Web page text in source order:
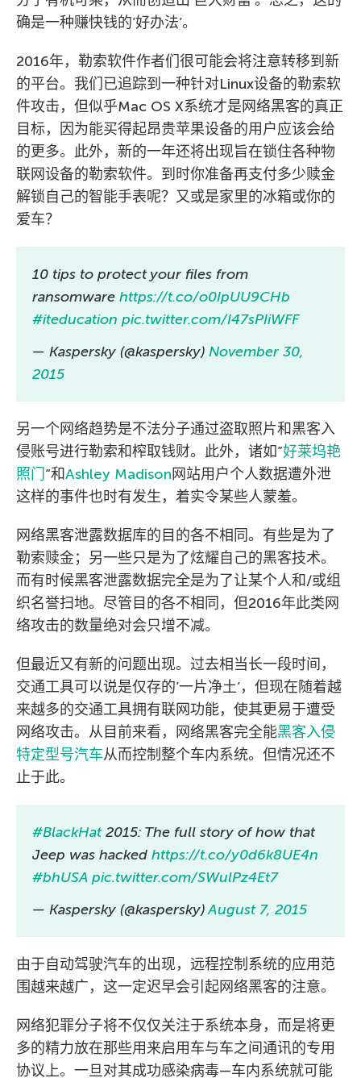
确是一种赚快钱的’好办法’。
2016年，勒索软件作者们很可能会将注意转移到新
的平台。我们已追踪到一种针对Linux设备的勒索软
件攻击，但似乎Mac OS X系统才是网络黑客的真正
目标，因为能买得起昂贵苹果设备的用户应该会给
的更多。此外，新的一年还将出现旨在锁住各种物
联网设备的勒索软件。到时你准备再支付多少赎金
解锁自己的智能手表呢？又或是家里的冰箱或你的
爱车？
10 tips to protect your files from
ransomware https://t.co/o0IpUU9CHb
#iteducation pic.twitter.com/I47sPIiWFF
— Kaspersky (@kaspersky) November 30,
2015
另一个网络趋势是不法分子通过盗取照片和黑客入
侵账号进行勒索和榨取钱财。此外，诸如”好莱坞艳
照门“和Ashley Madison网站用户个人数据遭外泄
这样的事件也时有发生，着实令某些人蒙羞。
网络黑客泄露数据库的目的各不相同。有些是为了
勒索赎金；另一些只是为了炫耀自己的黑客技术。
而有时候黑客泄露数据完全是为了让某个人和/或组
织名誉扫地。尽管目的各不相同，但2016年此类网
络攻击的数量绝对会只增不减。
但最近又有新的问题出现。过去相当长一段时间，
交通工具可以说是仅存的’一片净土’，但现在随着越
来越多的交通工具拥有联网功能，使其更易于遭受
网络攻击。从目前来看，网络黑客完全能黑客入侵
特定型号汽车从而控制整个车内系统。但情况还不
止于此。
#BlackHat2015: The full story of how that
Jeep was hacked https://t.co/y0d6k8UE4n
#bhUSA pic.twitter.com/SWulPz4Et7
— Kaspersky (@kaspersky)August 7, 2015
由于自动驾驶汽车的出现，远程控制系统的应用范
围越来越广，这一定迟早会引起网络黑客的注意。
网络犯罪分子将不仅仅关注于系统本身，而是将更
多的精力放在那些用来启用车与车之间通讯的专用
协议上。一旦对其成功感染病毒—车内系统就可能